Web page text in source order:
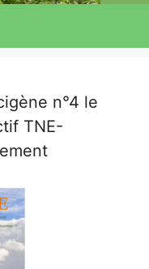
n°4 le
TNE-